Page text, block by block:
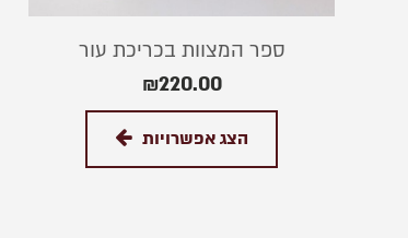
ספר המצוות בכריכת עור
₪220.00
הצג אפשרויות